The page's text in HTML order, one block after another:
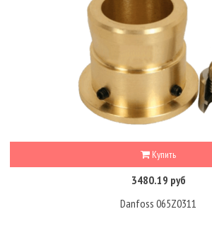
Купить
3480.19 руб
Danfoss 065Z0311